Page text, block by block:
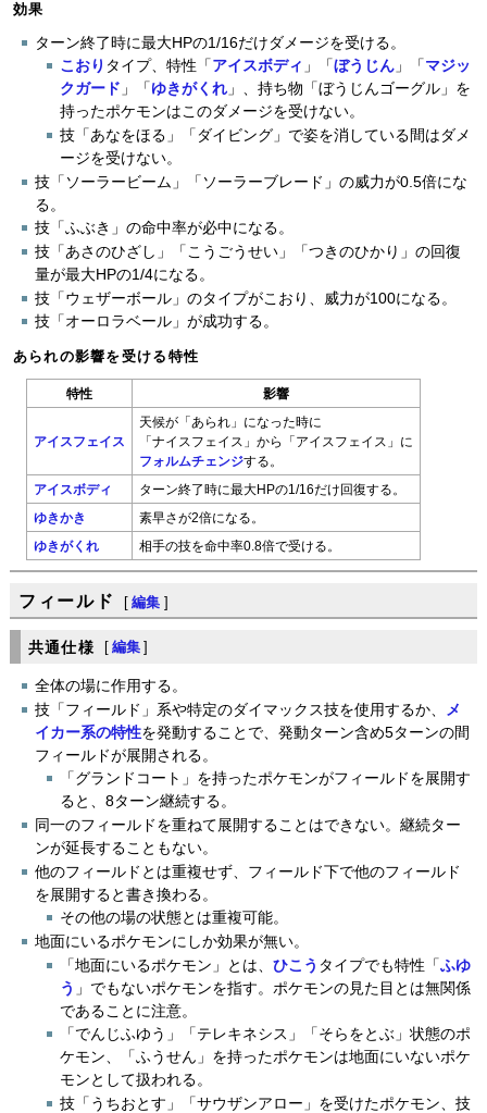
効果
ターン終了時に最大HPの1/16だけダメージを受ける。
こおり タイプ、特性「 アイスボディ 」「ぼうじん 」「 マジッ
クガード 」「 ゆきがくれ 」、持ち物「ぼうじんゴーグル」を
持ったポケモンはこのダメージを受けない。
技「あなをほる」「ダイビング」で姿を消している間はダメ
ージを受けない。
技「ソーラービーム」「ソーラーブレード」の威力が0.5倍にな
る。
技「ふぶき」の命中率が必中になる。
技「あさのひざし」「こうごうせい」「つきのひかり」の回復
量が最大HPの1/4になる。
技「ウェザーボール」のタイプがこおり、威力が100になる。
技「オーロラベール」が成功する。
あられの影響を受ける特性
特性 影響
アイスフェイス
天候が「あられ」になった時に
「ナイスフェイス」から「アイスフェイス」に
フォルムチェンジする。
アイスボディ ターン終了時に最大HPの1/16だけ回復する。
ゆきかき 素早さが2倍になる。
ゆきがくれ 相手の技を命中率0.8倍で受ける。
フィールド [ 編集 ]
共通仕様 [ 編集 ]
全体の場に作用する。
技「フィールド」系や特定のダイマックス技を使用するか、
メ
イカー系の特性を発動することで、発動ターン含め5ターンの間
フィールドが展開される。
「グランドコート」を持ったポケモンがフィールドを展開す
ると、8ターン継続する。
同一のフィールドを重ねて展開することはできない。継続ター
ンが延長することもない。
他のフィールドとは重複せず、フィールド下で他のフィールド
を展開すると書き換わる。
その他の場の状態とは重複可能。
地面にいるポケモンにしか効果が無い。
「地面にいるポケモン」とは、ひこう タイプでも特性「ふゆ
う 」でもないポケモンを指す。ポケモンの見た目とは無関係
であることに注意。
「でんじふゆう」「テレキネシス」「そらをとぶ」状態のポ
ケモン、「ふうせん」を持ったポケモンは地面にいないポケ
モンとして扱われる。
技「うちおとす」「サウザンアロー」を受けたポケモン、技